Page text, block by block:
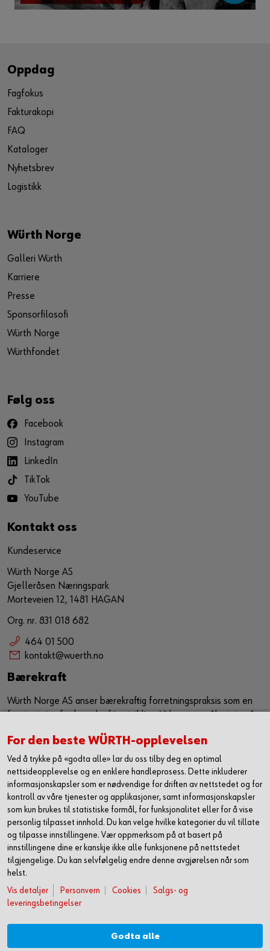
Oppdag
Fagfokus
Fakturakopi
FAQ
Kataloger
Nyhetsbrev
Logistikk
Würth Norge
Galleri Würth
Karriere
Presse
Sponsorfilosofi
Würth Norge
Würthfondet
Følg oss
Facebook
Instagram
LinkedIn
TikTok
YouTube
Kontakt oss
Kundeservice
Würth Norge AS
Gjelleråsen Næringspark
Morteveien 12, 1481 HAGAN
Org. nr. 831 018 682
464 01 500
kontakt@wuerth.no
Bærekraft
Würth Norge AS anser bærekraftig forretningspraksis som en
jobber sammen med vår eksiterende strategi for å ytterligere
forbedre, samt utvikle våre leveranser i markedet. Vi ønsker
med dette å utgjøre en positiv påvirkning både på samfunn og
miljø.
Les mer om hvordan vi jobber med HMS og
bærekraft
© Würth Norge AS
For den beste WÜRTH-opplevelsen
Ved å trykke på «godta alle» lar du oss tilby deg en optimal
nettsideopplevelse og en enklere handleprosess. Dette inkluderer
informasjonskapsler som er nødvendige for driften av nettstedet og for
kontroll av våre tjenester og applikasjoner, samt informasjonskapsler
som kun brukes til statistiske formål, for funksjonalitet eller for å vise
personlig tilpasset innhold. Du kan velge hvilke kategorier du vil tillate
og tilpasse innstillingene. Vær oppmerksom på at basert på
innstillingene dine er kanskje ikke alle funksjonene på nettstedet
tilgjengelige. Du kan selvfølgelig endre denne avgjørelsen når som
helst.
Vis detaljer
Personvern Cookies
Salgs- og
leveringsbetingelser
Godta alle